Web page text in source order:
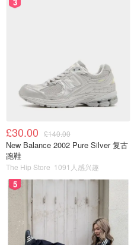
£30.00 £140.00
New Balance 2002 Pure Silver 复古
跑鞋
The Hip Store 1091人感兴趣
5